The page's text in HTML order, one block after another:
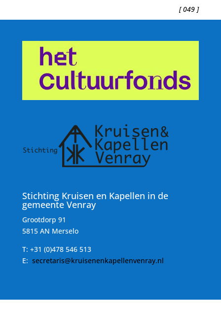
[ 049 ]
Stichting Kruisen en Kapellen in de
gemeente Venray
Grootdorp 91
5815 AN Merselo
T: +31 (0)478 546 513
E: secretaris@kruisenenkapellenvenray.nl